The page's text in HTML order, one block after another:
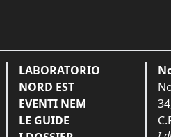
LABORATORIO
NORD EST
EVENTI NEM
LE GUIDE